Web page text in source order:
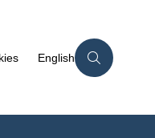
English